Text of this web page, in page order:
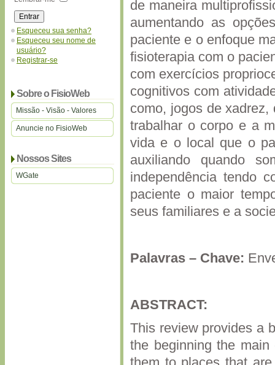
Esqueceu sua senha?
Esqueceu seu nome de
usuário?
Registrar-se
Sobre o FisioWeb
Missão - Visão - Valores
Anuncie no FisioWeb
Nossos Sites
WGate
de maneira
aumentando as
paciente e o enfoque
fisioterapia com o
com exercícios
cognitivos com
como, jogos de
trabalhar o corpo e a
vida e o local que o
auxiliando quando
independência tendo
paciente o maior
seus familiares e a
Palavras – Chave:
ABSTRACT:
This review provides a
the beginning the